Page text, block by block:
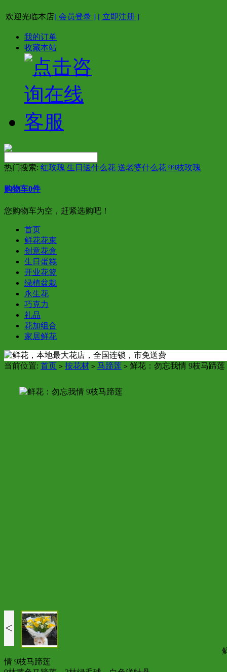
欢迎光临本店[ 会员登录 ] [ 立即注册 ]
我的订单
收藏本站
热门搜索: 红玫瑰 生日送什么花 送老婆什么花 99枝玫瑰
购物车0件
您购物车为空，赶紧选购吧！
首页
鲜花花束
创意花盒
生日蛋糕
开业花篮
绿植盆栽
永生花
巧克力
礼品
花加组合
家居鲜花
当前位置: 首页 > 按花材 > 马蹄莲 > 鲜花：勿忘我情 9枝马蹄莲
<
情 9枝马蹄莲